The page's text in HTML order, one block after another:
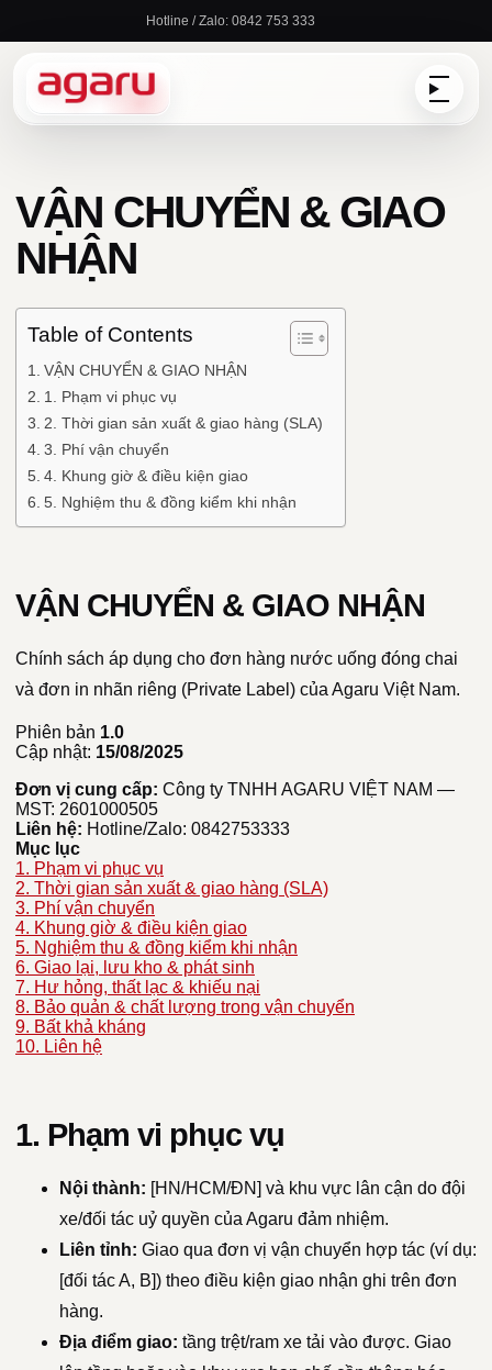
nội
Hotline / Zalo: 0842 753 333
VẬN CHUYỂN & GIAO
NHẬN
Table of Contents
VẬN CHUYỂN & GIAO NHẬN
1. Phạm vi phục vụ
2. Thời gian sản xuất & giao hàng (SLA)
3. Phí vận chuyển
4. Khung giờ & điều kiện giao
5. Nghiệm thu & đồng kiểm khi nhận
VẬN CHUYỂN & GIAO NHẬN
Chính sách áp dụng cho đơn hàng nước uống đóng chai
và đơn in nhãn riêng (Private Label) của Agaru Việt Nam.
Phiên bản 1.0
Cập nhật: 15/08/2025
Đơn vị cung cấp: Công ty TNHH AGARU VIỆT NAM —
MST: 2601000505
Liên hệ: Hotline/Zalo: 0842753333
Mục lục
1. Phạm vi phục vụ
2. Thời gian sản xuất & giao hàng (SLA)
3. Phí vận chuyển
4. Khung giờ & điều kiện giao
5. Nghiệm thu & đồng kiểm khi nhận
6. Giao lại, lưu kho & phát sinh
7. Hư hỏng, thất lạc & khiếu nại
8. Bảo quản & chất lượng trong vận chuyển
9. Bất khả kháng
10. Liên hệ
1. Phạm vi phục vụ
Nội thành: [HN/HCM/ĐN] và khu vực lân cận do đội
xe/đối tác uỷ quyền của Agaru đảm nhiệm.
Liên tỉnh: Giao qua đơn vị vận chuyển hợp tác (ví dụ:
[đối tác A, B]) theo điều kiện giao nhận ghi trên đơn
hàng.
Địa điểm giao: tầng trệt/ram xe tải vào được. Giao